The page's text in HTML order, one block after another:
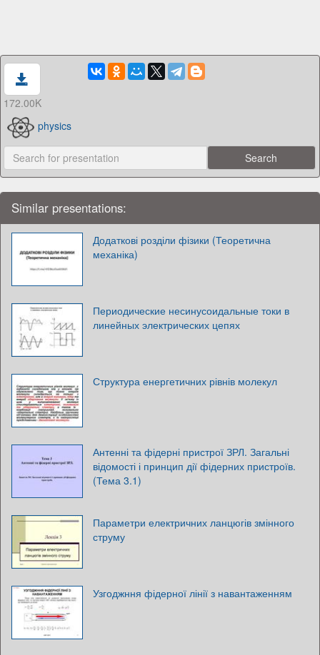
172.00K
physics
Similar presentations:
Додаткові розділи фізики (Теоретична
механіка)
Периодические несинусоидальные токи в
линейных электрических цепях
Структура енергетичних рівнів молекул
Антенні та фідерні пристрої ЗРЛ. Загальні
відомості і принцип дії фідерних пристроїв.
(Тема 3.1)
Параметри електричних ланцюгів змінного
струму
Узгоджння фідерної лінії з навантаженням